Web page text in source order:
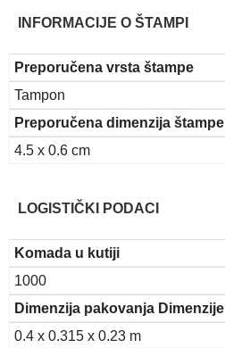
INFORMACIJE O ŠTAMPI
Preporučena vrsta štampe
Tampon
Preporučena dimenzija štampe
4.5 x 0.6 cm
LOGISTIČKI PODACI
Komada u kutiji
1000
Dimenzija pakovanja Dimenzije
0.4 x 0.315 x 0.23 m